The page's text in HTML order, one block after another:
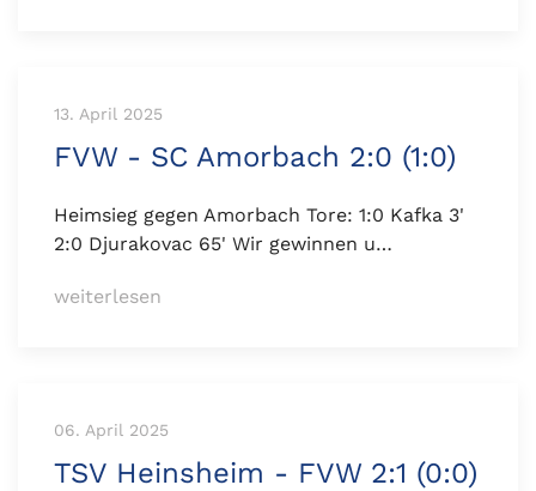
13. April 2025
FVW - SC Amorbach 2:0 (1:0)
Heimsieg gegen Amorbach Tore: 1:0 Kafka 3'
2:0 Djurakovac 65' Wir gewinnen u…
weiterlesen
06. April 2025
TSV Heinsheim - FVW 2:1 (0:0)